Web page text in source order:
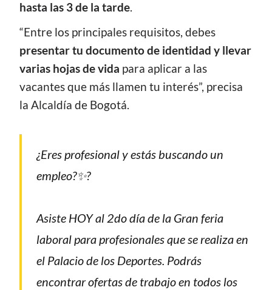
hasta las 3 de la tarde.
“Entre los principales requisitos, debes
presentar tu documento de identidad y llevar
varias hojas de vida para aplicar a las
vacantes que más llamen tu interés”, precisa
la Alcaldía de Bogotá.
¿Eres profesional y estás buscando un
empleo?✨?
Asiste HOY al 2do día de la Gran feria
laboral para profesionales que se realiza en
el Palacio de los Deportes. Podrás
encontrar ofertas de trabajo en todos los